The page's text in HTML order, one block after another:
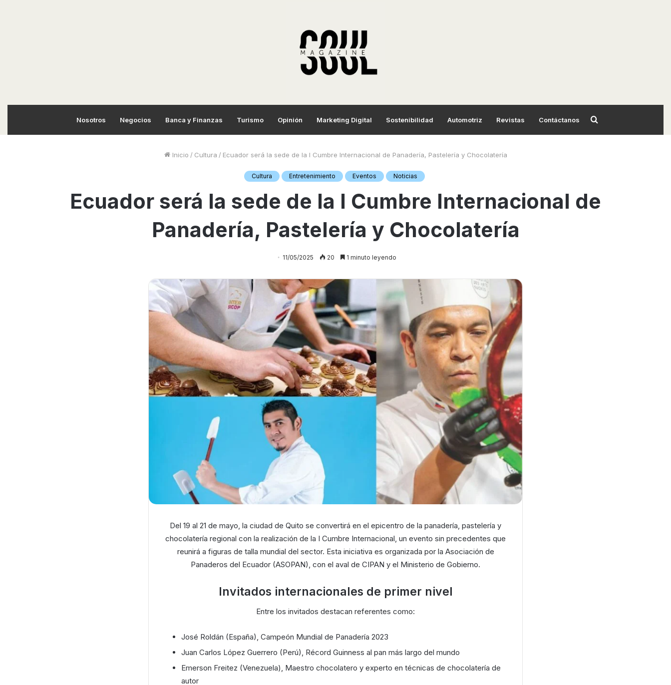
Nosotros Negocios Banca y Finanzas Turismo Opinión Marketing Digital Sostenibilidad Automotriz Revistas Contáctanos
Inicio / Cultura / Ecuador será la sede de la I Cumbre Internacional de Panadería, Pastelería y Chocolatería
Cultura Entretenimiento Eventos Noticias
Ecuador será la sede de la I Cumbre Internacional de
Panadería, Pastelería y Chocolatería
11/05/2025 20 1 minuto leyendo
Del 19 al 21 de mayo, la ciudad de Quito se convertirá en el epicentro de la panadería, pastelería y
chocolatería regional con la realización de la I Cumbre Internacional, un evento sin precedentes que
reunirá a figuras de talla mundial del sector. Esta iniciativa es organizada por la Asociación de
Panaderos del Ecuador (ASOPAN), con el aval de CIPAN y el Ministerio de Gobierno.
Invitados internacionales de primer nivel
Entre los invitados destacan referentes como:
José Roldán (España), Campeón Mundial de Panadería 2023
Juan Carlos López Guerrero (Perú), Récord Guinness al pan más largo del mundo
Emerson Freitez (Venezuela), Maestro chocolatero y experto en técnicas de chocolatería de
autor